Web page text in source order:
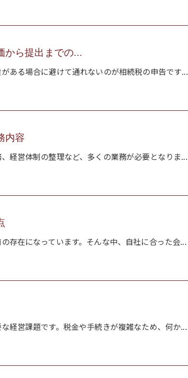
から提出までの...
ある場合に避けて通れないのが相続税の申告です...
内容
経営体制の整理など、多くの業務が必要となりま...
存在になっています。そんな中、自社に合った会...
経営課題です。税金や手続きが複雑なため、何か...